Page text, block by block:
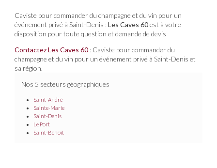
Caviste pour commander du champagne et du vin pour un
événement privé à Saint-Denis :Les Caves 60est à votre
disposition pour toute question et demande de devis
Contactez Les Caves 60 : Caviste pour commander du
champagne et du vin pour un événement privé à Saint-Denis et
sa région.
Nos 5 secteurs géographiques
Saint-André
Sainte-Marie
Saint-Denis
Le Port
Saint-Benoît